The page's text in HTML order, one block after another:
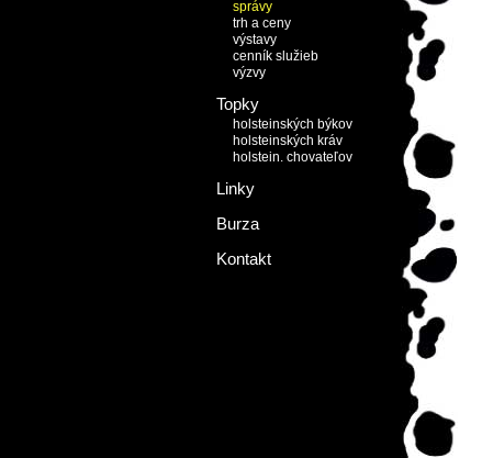
správy
trh a ceny
výstavy
cenník služieb
výzvy
Topky
holsteinských býkov
holsteinských kráv
holstein. chovateľov
Linky
Burza
Kontakt